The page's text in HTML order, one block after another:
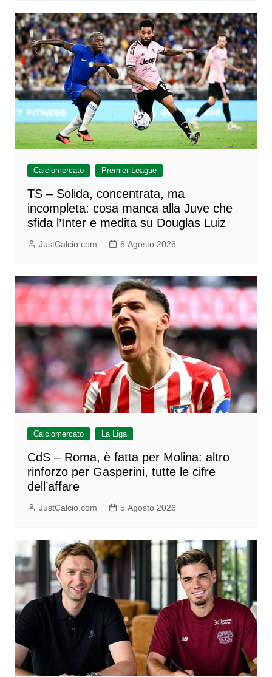
Calciomercato Premier League
TS – Solida, concentrata, ma
incompleta: cosa manca alla Juve che
sfida l’Inter e medita su Douglas Luiz
JustCalcio.com 6 Agosto 2026
Calciomercato La Liga
CdS – Roma, è fatta per Molina: altro
rinforzo per Gasperini, tutte le cifre
dell’affare
JustCalcio.com 5 Agosto 2026